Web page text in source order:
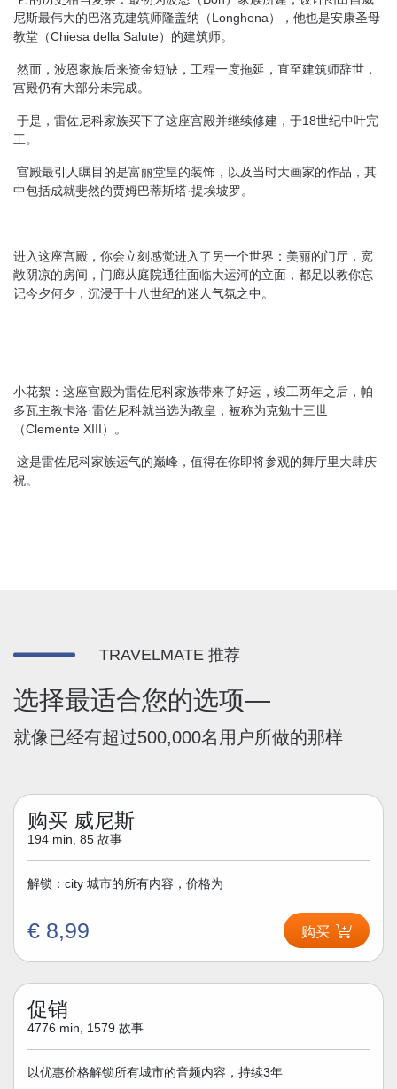
尼斯最伟大的巴洛克建筑师隆盖纳（Longhena），他也是安康圣母
教堂（Chiesa della Salute）的建筑师。
然而，波恩家族后来资金短缺，工程一度拖延，直至建筑师辞世，
宫殿仍有大部分未完成。
于是，雷佐尼科家族买下了这座宫殿并继续修建，于18世纪中叶完
工。
宫殿最引人瞩目的是富丽堂皇的装饰，以及当时大画家的作品，其
中包括成就斐然的贾姆巴蒂斯塔·提埃坡罗。
进入这座宫殿，你会立刻感觉进入了另一个世界：美丽的门厅，宽
敞阴凉的房间，门廊从庭院通往面临大运河的立面，都足以教你忘
记今夕何夕，沉浸于十八世纪的迷人气氛之中。
小花絮：这座宫殿为雷佐尼科家族带来了好运，竣工两年之后，帕
多瓦主教卡洛·雷佐尼科就当选为教皇，被称为克勉十三世
（Clemente XIII）。
这是雷佐尼科家族运气的巅峰，值得在你即将参观的舞厅里大肆庆
祝。
TRAVELMATE 推荐
选择最适合您的选项—
就像已经有超过500,000名用户所做的那样
购买 威尼斯
194 min, 85 故事
解锁：city 城市的所有内容，价格为
€ 8,99 购买
促销
4776 min, 1579 故事
以优惠价格解锁所有城市的音频内容，持续3年